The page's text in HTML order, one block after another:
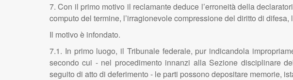
7. Con il primo motivo il reclamante deduce l’erroneità della
computo del termine, l’irragionevole compressione del diritto di
Il motivo è infondato.
7.1. In primo luogo, il Tribunale federale, pur indicandola
secondo cui - nel procedimento innanzi alla Sezione disciplinare
seguito di atto di deferimento - le parti possono depositare memorie,